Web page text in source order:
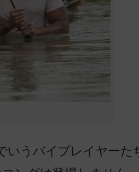
うバイプレイヤーた